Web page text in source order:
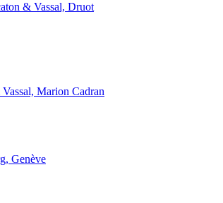
& Vassal, Druot
Marion Cadran
Genève